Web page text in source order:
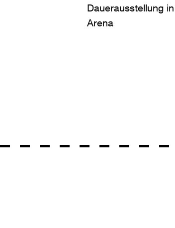
Dauerausstellung
Arena